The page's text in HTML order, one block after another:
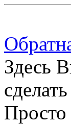
Здесь